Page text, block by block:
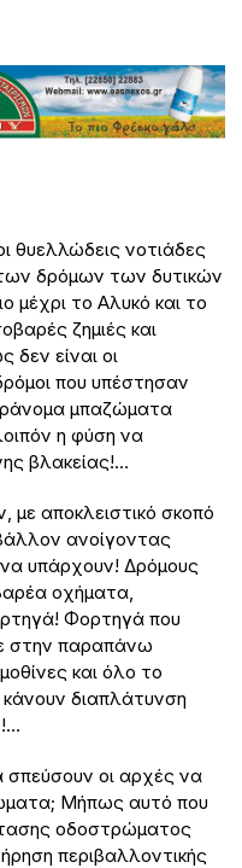
θυελλώδεις νοτιάδες
δρόμων των δυτικών
μέχρι το Αλυκό και το
ζημιές και
δεν είναι οι
που υπέστησαν
μπαζώματα
η φύση να
βλακείας!…
με αποκλειστικό σκοπό
ανοίγοντας
υπάρχουν! Δρόμους
οχήματα,
Φορτηγά που
στην παραπάνω
και όλο το
διαπλάτυνση
σπεύσουν οι αρχές να
Μήπως αυτό που
οδοστρώματος
περιβαλλοντικής